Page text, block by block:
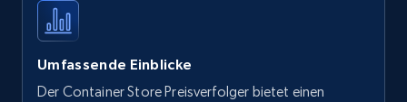
Umfassende Einblicke
Der Container Store Preisverfolger bietet einen